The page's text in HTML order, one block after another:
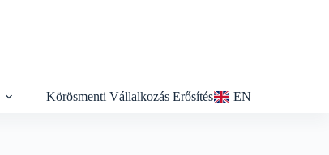
Körösmenti Vállalkozás Erősítés EN